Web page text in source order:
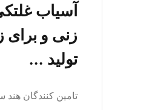
آسیاب
زنی و
تولید ...
تامین کنندگان